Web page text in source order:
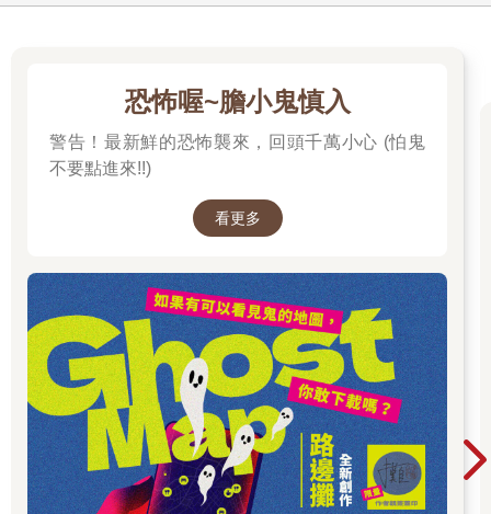
恐怖喔~膽小鬼慎入
警告！最新鮮的恐怖襲來，回頭千萬小心 (怕鬼
不要點進來!!)
看更多